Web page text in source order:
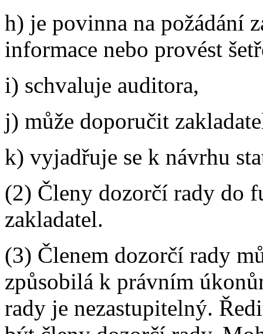
h) je povinna na požádání
informace nebo provést
i) schvaluje auditora,
j) může doporučit
k) vyjadřuje se k návrhu
(2) Členy dozorčí rady do
zakladatel.
(3) Členem dozorčí rady
způsobilá k právním
rady je nezastupitelný.